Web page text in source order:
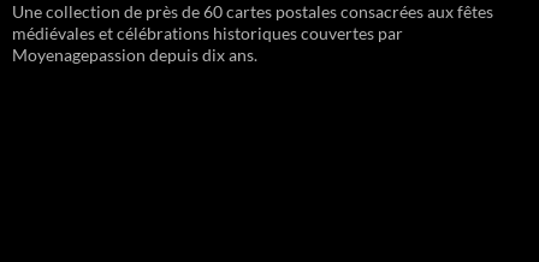
Une collection de près de 60 cartes postales consacrées aux fêtes
médiévales et célébrations historiques couvertes par
Moyenagepassion depuis dix ans.